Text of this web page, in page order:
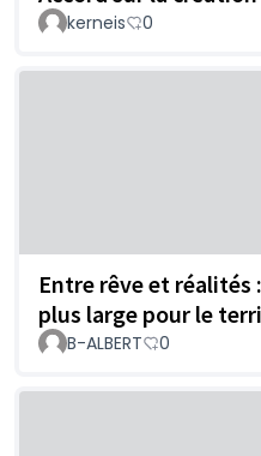
kerneis 0
Entre rêve et réalités
plus large pour le
B-ALBERT 0